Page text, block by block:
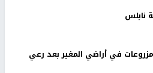
نابلس
في أراضي المغير بعد رعي